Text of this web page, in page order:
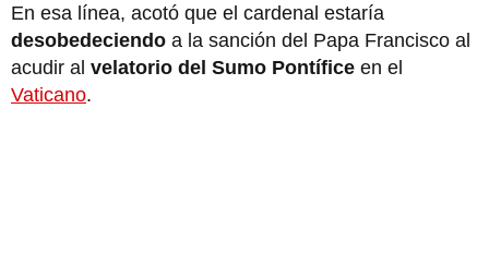
En esa línea, acotó que el cardenal estaría
desobedeciendo a la sanción del Papa Francisco al
acudir al velatorio del Sumo Pontífice en el
Vaticano.